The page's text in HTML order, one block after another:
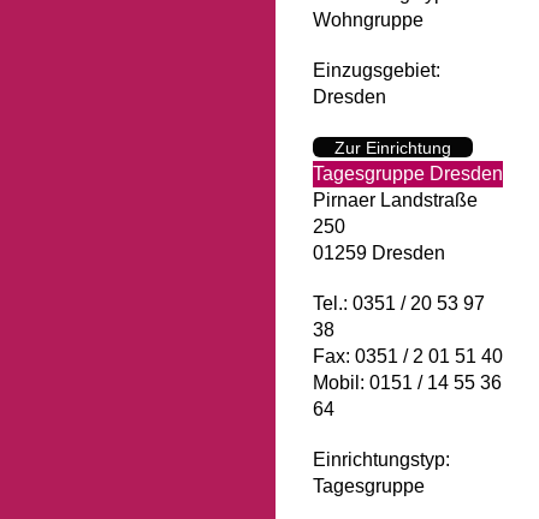
Wohngruppe
Einzugsgebiet:
Dresden
Zur Einrichtung
Tagesgruppe Dresden
Pirnaer Landstraße
250
01259 Dresden
Tel.: 0351 / 20 53 97
38
Fax: 0351 / 2 01 51 40
Mobil: 0151 / 14 55 36
64
Einrichtungstyp:
Tagesgruppe